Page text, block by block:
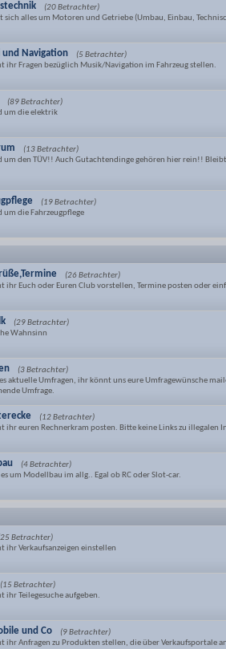
(20 Betrachter)
sich alles um Motoren und Getriebe (Umbau, Einbau,
und Navigation
(5 Betrachter)
ihr Fragen bezüglich Musik/Navigation im Fahrzeug stellen.
(89 Betrachter)
um die elektrik
(13 Betrachter)
um den TÜV!! Auch Gutachtendinge gehören hier rein!!
(19 Betrachter)
um die Fahrzeugpflege
(26 Betrachter)
ihr Euch oder Euren Club vorstellen, Termine posten oder
(29 Betrachter)
Wahnsinn
(3 Betrachter)
aktuelle Umfragen, ihr könnt uns eure Umfragewünsche
Umfrage.
(12 Betrachter)
ihr euren Rechnerkram posten. Bitte keine Links zu illegalen
(4 Betrachter)
um Modellbau im allg.. Egal ob RC oder Slot-car.
Betrachter)
ihr Verkaufsanzeigen einstellen
(15 Betrachter)
ihr Teilegesuche aufgeben.
und Co
(9 Betrachter)
ihr Anfragen zu Produkten stellen, die über Verkaufsportale